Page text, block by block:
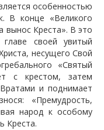
особенностью
В конце «Великого
вынос Креста». В это
своей увитый
несущего Свой
«Святый
с крестом, затем
и поднимает
«Премудрость,
народ к особому
Креста.